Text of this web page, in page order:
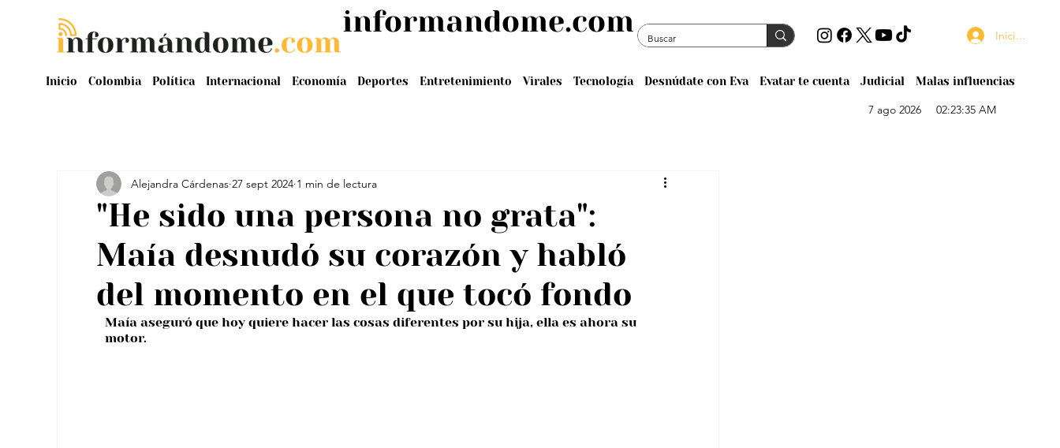
Inicio Colombia Política Internacional Economía Deportes Entretenimiento Virales Tecnología Desnúdate con Eva Evatar te cuenta Judicial Malas influencias
Iniciar sesión
7 ago 2026 02:23:35 AM
informandome.com
"He sido una persona no grata":
Maía desnudó su corazón y habló
del momento en el que tocó fondo
Alejandra Cárdenas 27 sept 2024 1 min de lectura
Maía aseguró que hoy quiere hacer las cosas diferentes por su hija, ella es ahora su
motor.